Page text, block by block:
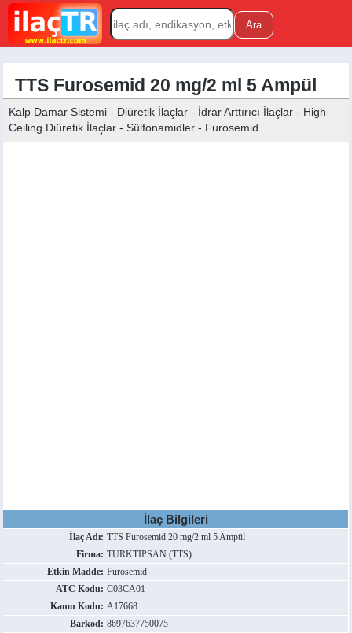
TTS Furosemid 20 mg/2 ml 5 Ampül
Kalp Damar Sistemi - Diüretik İlaçlar - İdrar Arttırıcı İlaçlar - High-
Ceiling Diüretik İlaçlar - Sülfonamidler - Furosemid
İlaç Bilgileri
İlaç Adı: TTS Furosemid 20 mg/2 ml 5 Ampül
Firma: TURKTIPSAN (TTS)
Etkin Madde: Furosemid
ATC Kodu: C03CA01
Kamu Kodu: A17668
Barkod: 8697637750075